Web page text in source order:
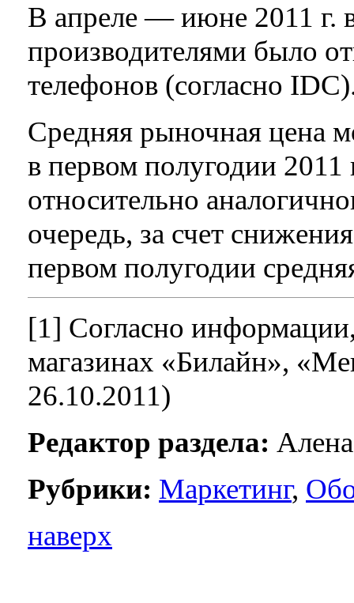
В апреле — июне 2011 г.
производителями было
телефонов (согласно
Средняя рыночная цена
в первом полугодии 2011
относительно
очередь, за счет
первом полугодии
[1] Согласно
магазинах «Билайн»,
26.10.2011)
Редактор раздела:
Рубрики: Маркетинг,
наверх